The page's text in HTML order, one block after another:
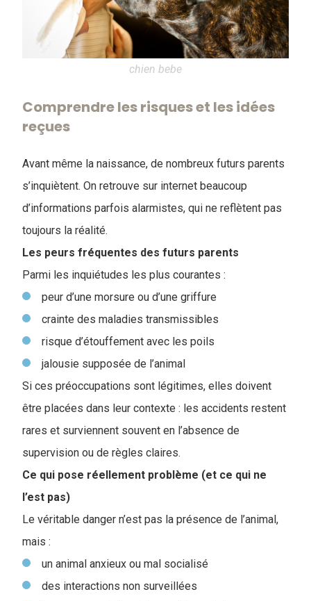
chien bebe
Comprendre les risques et les idées
reçues
Avant même la naissance, de nombreux futurs parents
s’inquiètent. On retrouve sur internet beaucoup
d’informations parfois alarmistes, qui ne reflètent pas
toujours la réalité.
Les peurs fréquentes des futurs parents
Parmi les inquiétudes les plus courantes :
peur d’une morsure ou d’une griffure
crainte des maladies transmissibles
risque d’étouffement avec les poils
jalousie supposée de l’animal
Si ces préoccupations sont légitimes, elles doivent
être placées dans leur contexte : les accidents restent
rares et surviennent souvent en l’absence de
supervision ou de règles claires.
Ce qui pose réellement problème (et ce qui ne
l’est pas)
Le véritable danger n’est pas la présence de l’animal,
mais :
un animal anxieux ou mal socialisé
des interactions non surveillées